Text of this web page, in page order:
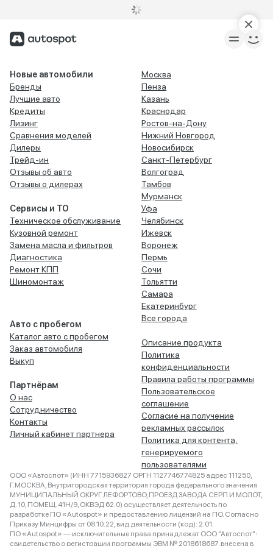
Новые автомобили
Бренды
Лучшие авто
Кредиты
Лизинг
Сравнения моделей
Дилеры
Трейд-ин
Отзывы об авто
Отзывы о дилерах
Сервисы и ТО
Техническое обслуживание
Кузовной ремонт
Замена масла и фильтров
Диагностика
Ремонт КПП
Шиномонтаж
Авто с пробегом
Каталог авто с пробегом
Заказ автомобиля
Выкуп
Партнёрам
О нас
Сотрудничество
Контакты
Личный кабинет партнера
Москва
Пенза
Казань
Краснодар
Ростов-на-Дону
Нижний Новгород
Новосибирск
Санкт-Петербург
Волгоград
Тамбов
Мурманск
Уфа
Челябинск
Ижевск
Воронеж
Пермь
Сочи
Тольятти
Самара
Екатеринбург
Все города
Описание продукта
Политика
конфиденциальности
Правила работы программы
Пользовательское
соглашение
Согласие на получение
рекламных рассылок
Политика для контента,
генерируемого
пользователями
ООО «Автоспот» (ИНН 7715936827 ОРГН 1127746774825 адрес 111250,
Г.МОСКВА, Внутригородская территория города федерального значения
МУНИЦИПАЛЬНЫЙ ОКРУГ ЛЕФОРТОВО, ПРОЕЗД ЗАВОДА СЕРП И МОЛОТ,
Д. 10, ПОМЕЩ. 41Н/9, ОКВЭД 62.0) осуществляет деятельность по
разработке ПО «Autospot» и предоставлению лицензий на ПО. Согласно
Приказу Минцифры от 08.10.22, вид деятельности (код): 2.01.
ПО «Autospot» — исключительные права принадлежат ООО "Автоспот":
свидетельство о регистрации программы ЭВМ № 2018618687, внесена в